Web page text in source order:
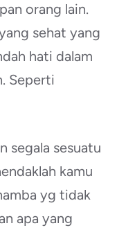
orang lain.
sehat yang
hati dalam
Seperti
segala sesuatu
kamu
yg tidak
apa yang